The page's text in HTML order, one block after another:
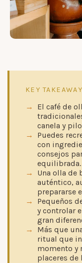
KEY
El café de
canela y
Puedes
con
consejos
equilibrada.
Una olla de
auténtico,
prepararse
Pequeños
y controlar
gran
Más que
ritual que
momento y
placeres de